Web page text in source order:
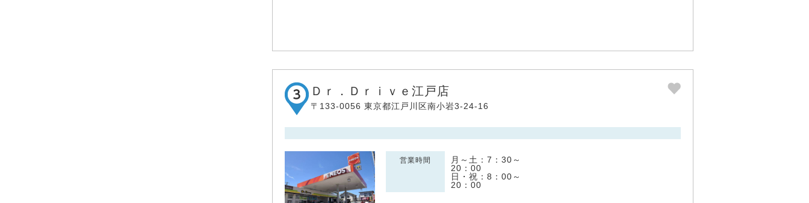
Ｄｒ．Ｄｒｉｖｅ江戸店
〒133-0056 東京都江戸川区南小岩3-24-16
営業時間
月～土：7：30～
20：00
日・祝：8：00～
20：00